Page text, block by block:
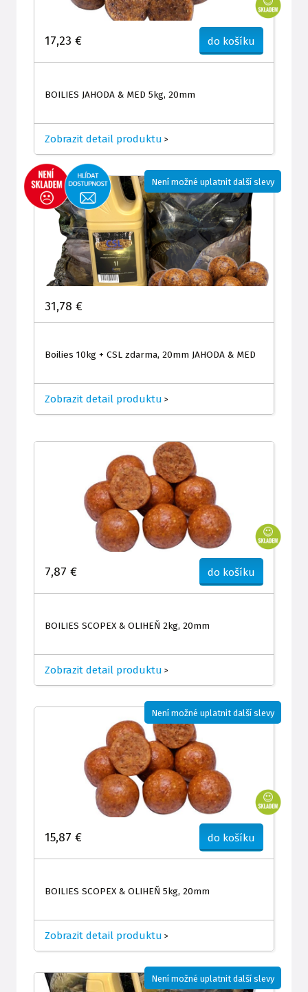
17,23 € do košíku
BOILIES JAHODA & MED 5kg, 20mm
Zobrazit detail produktu >
31,78 €
Boilies 10kg + CSL zdarma, 20mm JAHODA & MED
Zobrazit detail produktu >
Není možné uplatnit další slevy
7,87 € do košíku
BOILIES SCOPEX & OLIHEŇ 2kg, 20mm
Zobrazit detail produktu >
15,87 € do košíku
BOILIES SCOPEX & OLIHEŇ 5kg, 20mm
Zobrazit detail produktu >
Není možné uplatnit další slevy
Není možné uplatnit další slevy